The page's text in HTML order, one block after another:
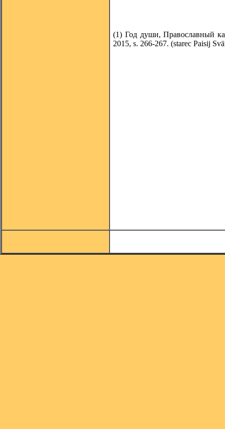
(1) Год души, Православный
2015, s. 266-267. (starec Paisij